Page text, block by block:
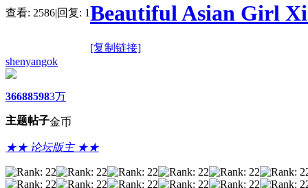
查看: 2586|回复: 1Beautiful Asian Girl
[复制链接]
shenyangok
3668
主题
8598
帖子
3万
金币
★★ 论坛版主 ★★